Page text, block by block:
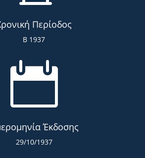
Περίοδος
Β 1937

Έκδοσης
29/10/1937